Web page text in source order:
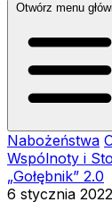
Otwórz menu
Nabożeństwa
Wspólnoty i
„Gołębnik” 2.0
6 stycznia 2022